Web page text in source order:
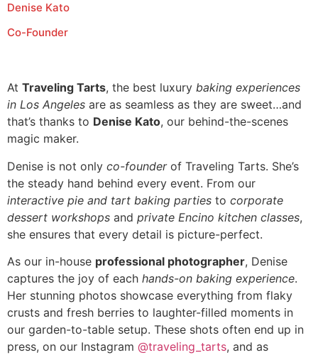
Denise Kato
Co-Founder
At Traveling Tarts, the best luxury baking experiences
in Los Angeles are as seamless as they are sweet…and
that’s thanks to Denise Kato, our behind-the-scenes
magic maker.
Denise is not only co-founderof Traveling Tarts. She’s
the steady hand behind every event. From our
interactive pie and tart baking parties to corporate
dessert workshops and private Encino kitchen classes,
she ensures that every detail is picture-perfect.
As our in-house professional photographer, Denise
captures the joy of each hands-on baking experience.
Her stunning photos showcase everything from flaky
crusts and fresh berries to laughter-filled moments in
our garden-to-table setup. These shots often end up in
press, on our Instagram @traveling_tarts, and as